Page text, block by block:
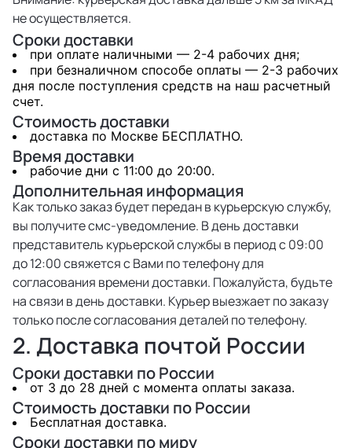
не осуществляется.
Сроки доставки
при оплате наличными — 2-4 рабочих дня;
при безналичном способе оплаты — 2-3 рабочих
дня после поступления средств на наш расчетный
счет.
Стоимость доставки
доставка по Москве БЕСПЛАТНО.
Время доставки
рабочие дни с 11:00 до 20:00.
Дополнительная информация
Как только заказ будет передан в курьерскую службу,
вы получите смс-уведомление. В день доставки
представитель курьерской службы в период с 09:00
до 12:00 свяжется с Вами по телефону для
согласования времени доставки. Пожалуйста, будьте
на связи в день доставки. Курьер выезжает по заказу
только после согласования деталей по телефону.
2. Доставка почтой России
Сроки доставки по России
от 3 до 28 дней с момента оплаты заказа.
Стоимость доставки по России
Бесплатная доставка.
Сроки доставки по миру